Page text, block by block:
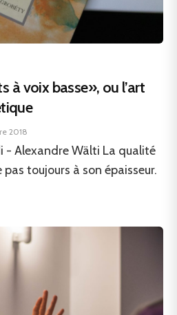
à voix basse», ou l’art
2018
- Alexandre Wälti La qualité
toujours à son épaisseur.